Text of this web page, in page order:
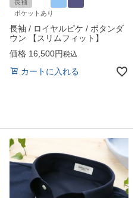
長袖
ポケットあり
長袖 / ロイヤルピケ / ボタンダ
ウン 【スリムフィット】
価格 16,500 税込
カートに入れる